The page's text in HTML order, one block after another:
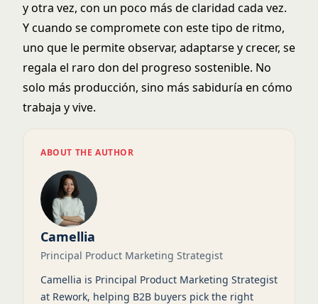
y otra vez, con un poco más de claridad cada vez.
Y cuando se compromete con este tipo de ritmo,
uno que le permite observar, adaptarse y crecer, se
regala el raro don del progreso sostenible. No
solo más producción, sino más sabiduría en cómo
trabaja y vive.
ABOUT THE AUTHOR
Camellia
Principal Product Marketing Strategist
Camellia is Principal Product Marketing Strategist
at Rework, helping B2B buyers pick the right